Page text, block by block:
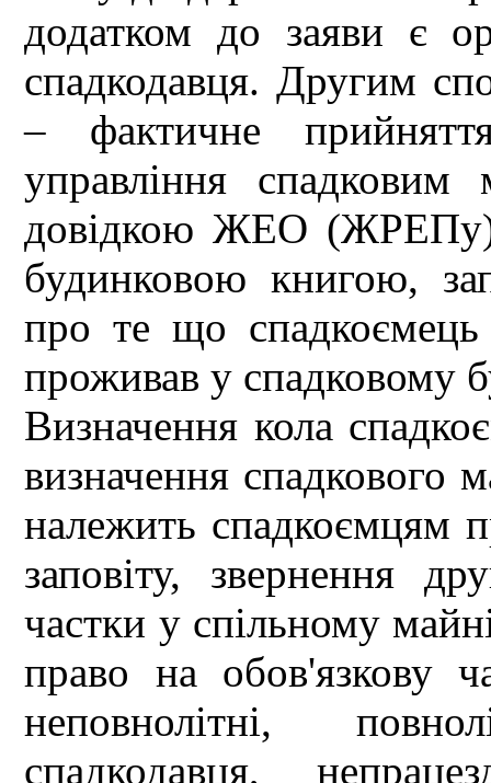
додатком до заяви є
спадкодавця. Другим
– фактичне
управління
довідкою ЖЕО (ЖРЕПу)
будинковою книгою,
про те що
проживав у спадковому
Визначення кола
визначення спадкового
належить спадкоємцям
заповіту, звернення
частки у спільному
право на обов'язкову
неповнолітні,
спадкодавця,